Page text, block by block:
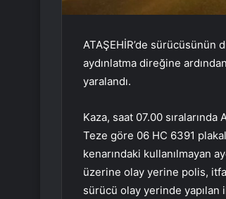
ATAŞEHİR’de
aydınlatma direğine
yaralandı.
Kaza, saat 07.00
Teze göre 06 HC 6391
kenarındaki kullanılmayan
üzerine olay yerine polis,
sürücü olay yerinde